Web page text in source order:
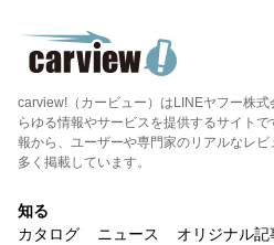
carview!（カービュー）はLINEヤフー株
らゆる情報やサービスを提供するサイト
報から、ユーザーや専門家のリアルなレ
多く掲載しています。
知る
カタログ
ニュース オリジナル記